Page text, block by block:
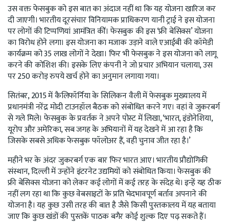
उस वक्त फेसबुक को इस बात का अंदाज नहीं था कि यह योजना खारिज कर
दी जाएगी। भारतीय दूरसंचार विनियामक प्राधिकरण यानी ट्राई ने इस योजना
पर लोगों की टिप्पणियां आमंत्रित कीं। फेसबुक की इस ‘फ्री बेसिक्स’ योजना
का विरोध होने लगा। इस योजना का मजाक उड़ाने वाले एआईबी की कॉमेडी
कार्यक्रम को 35 लाख लोगों ने देखा। फिर भी फेसबुक ने इस योजना को लागू
करने की कोशिश की। इसके लिए कंपनी ने जो प्रचार अभियान चलाया, उस
पर 250 करोड़ रुपये खर्च होने का अनुमान लगाया गया।
सितंबर, 2015 में कैलिफॉर्निया के सिलिकन वैली में फेसबुक मुख्यालय में
प्रधानमंत्री नरेंद्र मोदी टाउनहॉल बैठक को संबोधित करने गए। वहां वे जुकरबर्ग
से गले मिले। फेसबुक के प्रवर्तक ने अपने पोस्ट में लिखा, ‘भारत, इंडोनेशिया,
यूरोप और अमेरिका, सब जगह के अभियानों में यह देखने में आ रहा है कि
जिसके सबसे अधिक फेसबुक फॉलोअर हैं, वही चुनाव जीत रहा है।’
महीने भर के अंदर जुकरबर्ग एक बार फिर भारत आए। भारतीय प्रौद्योगिकी
संस्थान, दिल्ली में उन्होंने इंटरनेट उद्यमियों को संबोधित किया। फेसबुक की
फ्री बेसिक्स योजना को लेकर कई लोगों में कई तरह के संदेह थे। इन्हें यह ठीक
नहीं लग रहा था कि कुछ वेबसाइटों के प्रति भेदभावपूर्ण बर्ताव अपनाने की
योजना है। यह कुछ उसी तरह की बात है जैसे किसी पुस्तकालय में यह बताया
जाए कि कुछ खंडों की पुस्तकें पाठक बगैर कोई शुल्क दिए पढ़ सकते हैं।